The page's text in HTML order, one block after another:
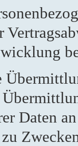
Daten